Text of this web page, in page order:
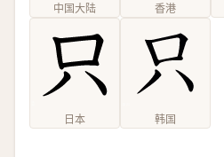
中国大陆 香港
日本 韩国